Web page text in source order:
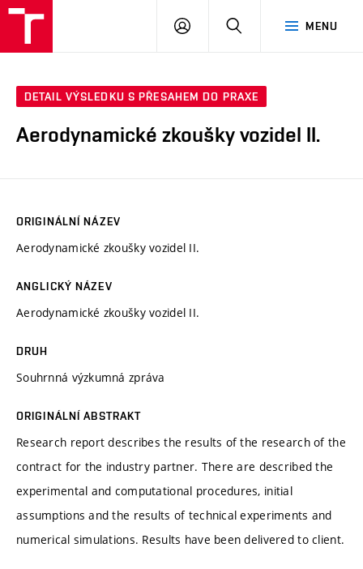
MENU
PŘIHLÁSIT
DETAIL VÝSLEDKU S PŘESAHEM DO PRAXE
Aerodynamické zkoušky vozidel II.
ORIGINÁLNÍ NÁZEV
Aerodynamické zkoušky vozidel II.
ANGLICKÝ NÁZEV
Aerodynamické zkoušky vozidel II.
DRUH
Souhrnná výzkumná zpráva
ORIGINÁLNÍ ABSTRAKT
Research report describes the results of the research of the
contract for the industry partner. There are described the
experimental and computational procedures, initial
assumptions and the results of technical experiments and
numerical simulations. Results have been delivered to client.